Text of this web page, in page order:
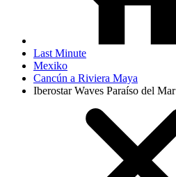
Last Minute
Mexiko
Cancún a Riviera Maya
Iberostar Waves Paraíso del Mar